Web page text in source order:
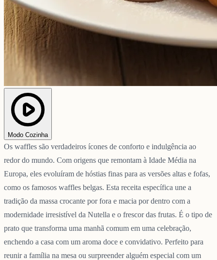
Modo Cozinha
Os waffles são verdadeiros ícones de conforto e indulgência ao
redor do mundo. Com origens que remontam à Idade Média na
Europa, eles evoluíram de hóstias finas para as versões altas e fofas,
como os famosos waffles belgas. Esta receita específica une a
tradição da massa crocante por fora e macia por dentro com a
modernidade irresistível da Nutella e o frescor das frutas. É o tipo de
prato que transforma uma manhã comum em uma celebração,
enchendo a casa com um aroma doce e convidativo. Perfeito para
reunir a família na mesa ou surpreender alguém especial com um